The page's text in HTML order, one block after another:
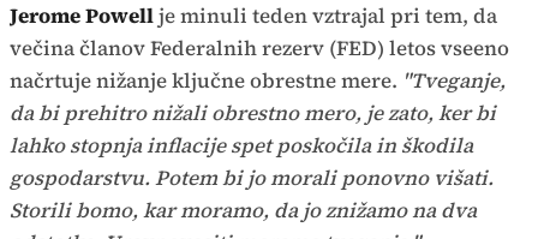
Jerome Powellje minuli teden vztrajal pri tem, da
večina članov Federalnih rezerv (FED) letos vseeno
načrtuje nižanje ključne obrestne mere. "Tveganje,
da bi prehitro nižali obrestno mero, je zato, ker bi
lahko stopnja inflacije spet poskočila in škodila
gospodarstvu. Potem bi jo morali ponovno višati.
Storili bomo, kar moramo, da jo znižamo na dva